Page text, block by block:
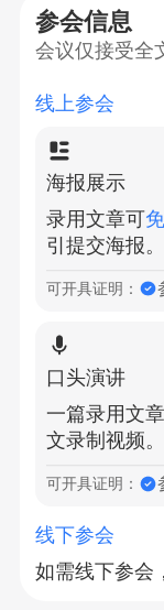
参会信息
会议仅接受全
线上参会
海报展示
录用文章可
引提交海报。
可开具证明：
口头演讲
一篇录用文
文录制视频。
可开具证明：
线下参会
如需线下参会